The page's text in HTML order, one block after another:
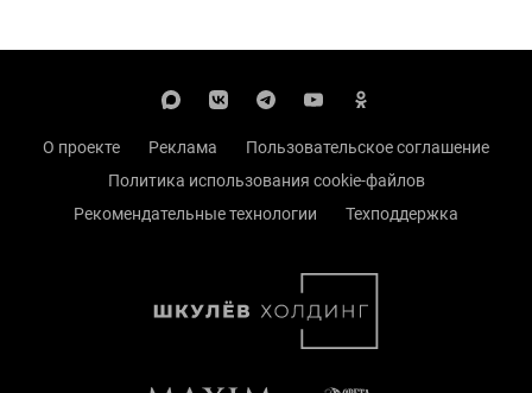
О проекте Реклама
Пользовательское соглашение
Политика использования cookie-файлов
Рекомендательные технологии
Техподдержка